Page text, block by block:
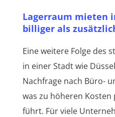
Lagerraum mieten
billiger als
Eine weitere Folge des
in einer Stadt wie
Nachfrage nach Büro-
was zu höheren
führt. Für viele